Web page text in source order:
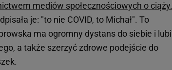
mediów społecznościowych o ciąży.
je: "to nie COVID, to Michał". To
ma ogromny dystans do siebie i lubi
a także szerzyć zdrowe podejście do